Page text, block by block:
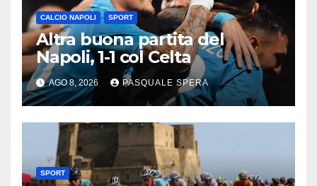
CALCIO NAPOLI SPORT
Altra buona partita del
Napoli, 1-1 col Celta
AGO 8, 2026 PASQUALE SPERA
SPORT